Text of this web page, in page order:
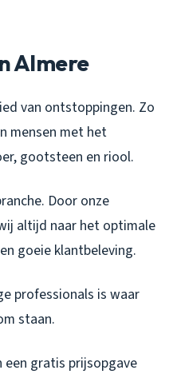
Almere
van ontstoppingen. Zo
mensen met het
gootsteen en riool.
Door onze
altijd naar het optimale
goeie klantbeleving.
professionals is waar
staan.
een gratis prijsopgave